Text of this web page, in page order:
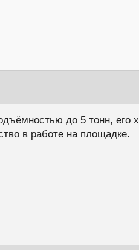
до 5 тонн,
в работе на площадке.